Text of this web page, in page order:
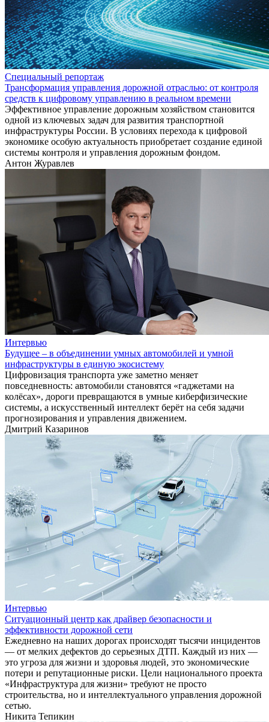
Специальный репортаж
Трансформация управления дорожной отраслью: от контроля
средств к цифровому управлению в реальном времени
Эффективное управление дорожным хозяйством становится
одной из ключевых задач для развития транспортной
инфраструктуры России. В условиях перехода к цифровой
экономике особую актуальность приобретает создание единой
системы контроля и управления дорожным фондом.
Антон Журавлев
Интервью
Будущее – в объединении умных автомобилей и умной
инфраструктуры в единую экосистему
Цифровизация транспорта уже заметно меняет
повседневность: автомобили становятся «гаджетами на
колёсах», дороги превращаются в умные киберфизические
системы, а искусственный интеллект берёт на себя задачи
прогнозирования и управления движением.
Дмитрий Казаринов
Интервью
Ситуационный центр как драйвер безопасности и
эффективности дорожной сети
Ежедневно на наших дорогах происходят тысячи инцидентов
— от мелких дефектов до серьезных ДТП. Каждый из них —
это угроза для жизни и здоровья людей, это экономические
потери и репутационные риски. Цели национального проекта
«Инфраструктура для жизни» требуют не просто
строительства, но и интеллектуального управления дорожной
сетью.
Никита Тепикин